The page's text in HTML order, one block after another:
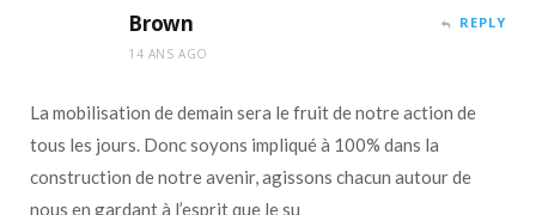
Brown
14 ANS AGO
REPLY
La mobilisation de demain sera le fruit de notre action de
tous les jours. Donc soyons impliqué à 100% dans la
construction de notre avenir, agissons chacun autour de
nous en gardant à l’esprit que le su